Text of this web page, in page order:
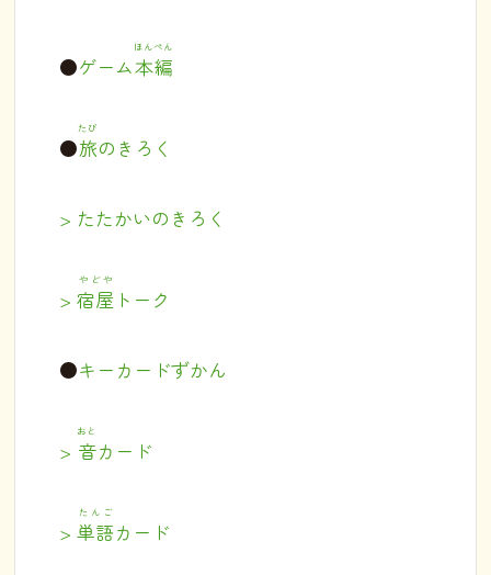
●ゲーム本編
ほんぺん
●旅
たび
のきろく
> たたかいのきろく
>宿屋
やどや
トーク
●キーカードずかん
> 音
おと
カード
>単語
たんご
カード